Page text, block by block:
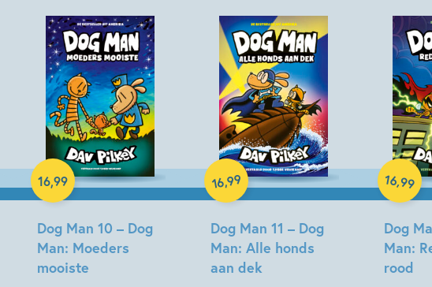
Dog Man 10 – Dog
Man: Moeders
mooiste
16,99
Hardcover
Dog Man 11 – Dog
Man: Alle honds
aan dek
16,99
Hardcover
Dog
Man:
rood
16,99